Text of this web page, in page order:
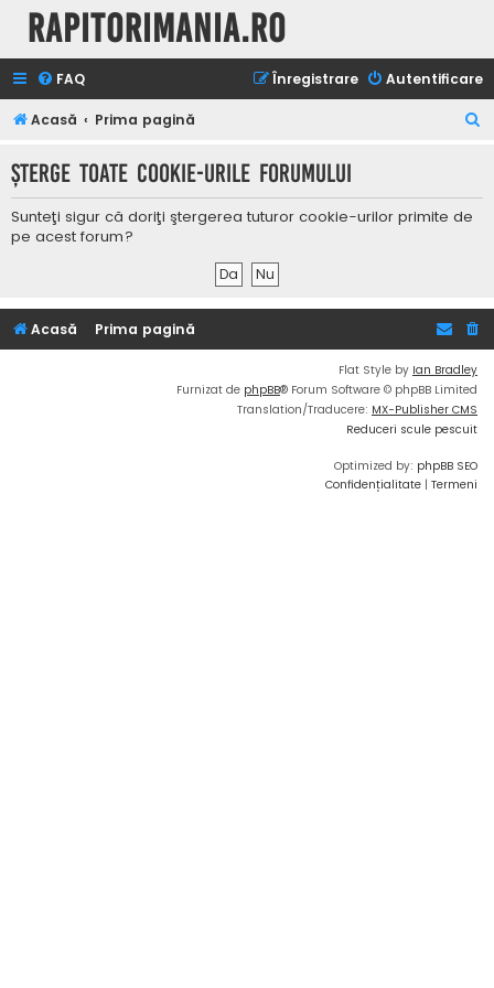
Rapitorimania.ro
FAQ Autentificare
Înregistrare
Acasă Prima pagină
t
Şterge toate cookie-urile forumului
Sunteţi sigur că doriţi ştergerea tuturor cookie-urilor primite de
pe acest forum?
Acasă Prima pagină
Flat Style by Ian Bradley
Furnizat de phpBB® Forum Software © phpBB Limited
Translation/Traducere: MX-Publisher CMS
Reduceri scule pescuit
Optimized by: phpBB SEO
Confidențialitate | Termeni